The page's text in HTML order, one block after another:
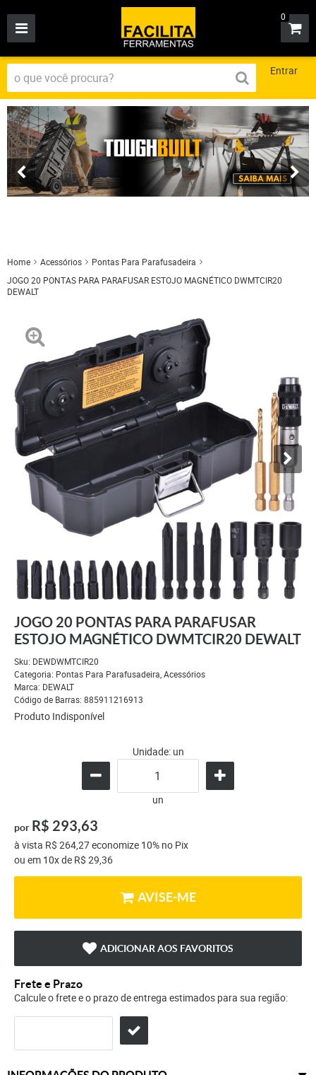
0
Entrar
Home Acessórios
Pontas Para Parafusadeira
JOGO 20 PONTAS PARA PARAFUSAR ESTOJO MAGNÉTICO DWMTCIR20
DEWALT
JOGO 20 PONTAS PARA PARAFUSAR
ESTOJO MAGNÉTICO DWMTCIR20 DEWALT
Sku: DEWDWMTCIR20
Categoria: Pontas Para Parafusadeira,Acessórios
Marca: DEWALT
Código de Barras: 885911216913
Produto Indisponível
Unidade: un
un
por R$ 293,63
à vista R$ 264,27economize 10% no Pix
ou em 10xde R$ 29,36
AVISE-ME
ADICIONAR AOS FAVORITOS
Frete e Prazo
Calcule o frete e o prazo de entrega estimados para sua região: